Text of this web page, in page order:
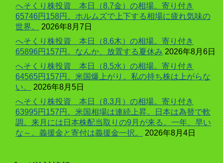
へそくり株投資 本日（8.7金）の相場。寄り付き
65746円158円。ホルムズで上下する相場に疲れ気味の
世界。
2026年8月7日
へそくり株投資 本日（8.6木）の相場。寄り付き
65896円157円。なんか、放置する夏休み 2026年8月6日
へそくり株投資 本日（8.5水）の相場。寄り付き
64565円157円。米国爆上がり。私の持ち株は上がらな
い。
2026年8月5日
へそくり株投資 本日（8.3月）の相場。寄り付き
63995円157円。米国相場は連続上昇。日本は為替で軟
調。来月には日本株配当取りの9月が来る。一年、早い
な～。義援金と寄付は義援金一択。
2026年8月4日